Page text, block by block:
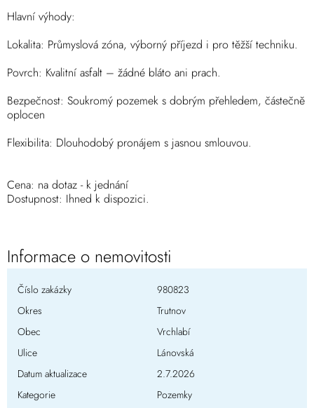
Hlavní výhody:
Lokalita: Průmyslová zóna, výborný příjezd i pro těžší techniku.
Povrch: Kvalitní asfalt – žádné bláto ani prach.
Bezpečnost: Soukromý pozemek s dobrým přehledem, částečně
oplocen
Flexibilita: Dlouhodobý pronájem s jasnou smlouvou.
Cena: na dotaz - k jednání
Dostupnost: Ihned k dispozici.
Informace o nemovitosti
Číslo zakázky
980823
Okres
Trutnov
Obec
Vrchlabí
Ulice
Lánovská
Datum aktualizace
2.7.2026
Kategorie
Pozemky